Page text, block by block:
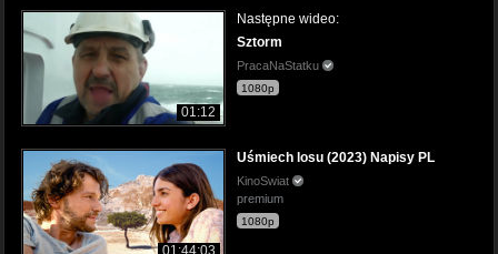
01:12
Następne wideo:
Sztorm
PracaNaStatku
1080p
01:44:03
Uśmiech losu (2023) Napisy PL
KinoSwiat
premium
1080p